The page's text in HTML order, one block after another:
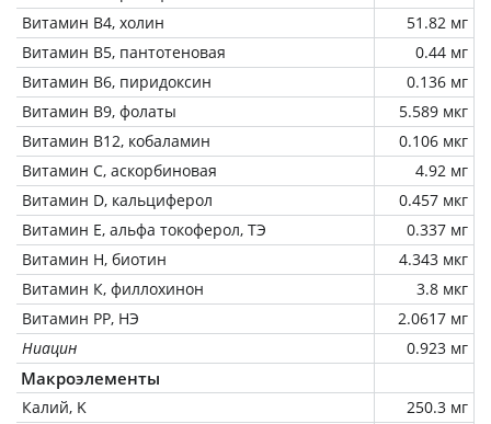
Витамин В4, холин
51.82 мг
Витамин В5, пантотеновая
0.44 мг
Витамин В6, пиридоксин
0.136 мг
Витамин В9, фолаты
5.589 мкг
Витамин В12, кобаламин
0.106 мкг
Витамин C, аскорбиновая
4.92 мг
Витамин D, кальциферол
0.457 мкг
Витамин Е, альфа токоферол, ТЭ
0.337 мг
Витамин Н, биотин
4.343 мкг
Витамин К, филлохинон
3.8 мкг
Витамин РР, НЭ
2.0617 мг
Ниацин
0.923 мг
Макроэлементы
Калий, K
250.3 мг